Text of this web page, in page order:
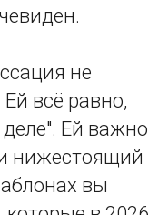
не
всё равно,
Ей важно
нижестоящий
вы